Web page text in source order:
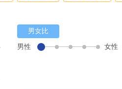
男女比
男性
女性